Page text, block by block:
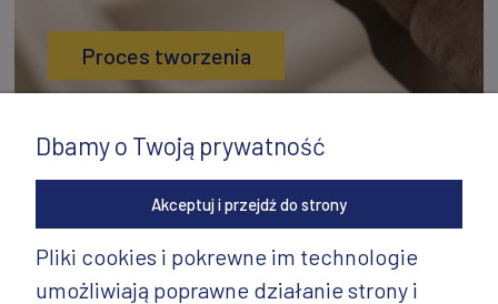
Proces tworzenia
INFORMACJE
Dbamy o Twoją prywatność
Akceptuj i przejdź do strony
Pliki cookies i pokrewne im technologie
umożliwiają poprawne działanie strony i